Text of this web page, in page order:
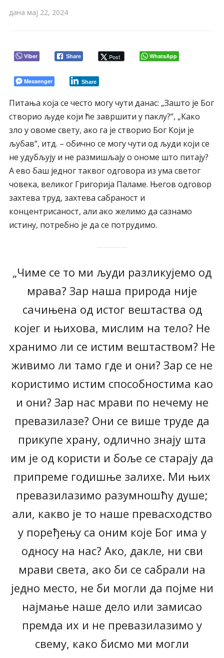
дана мај 22, 2024
Viber Share Post WhatsApp
Messenger Share
Питања која се често могу чути данас: „Зашто је Бог
створио људе који ће завршити у паклу?“, „Како
зло у овоме свету, ако га је створио Бог Који је
љубав“, итд. – обично се могу чути од људи који се
не удубљују и не размишљају о ономе што питају?
А ево баш једног таквог одговора из ума светог
човека, великог Григорија Паламе. Његов одговор
захтева труд, захтева сабраност и
концентрисаност, али ако желимо да сазнамо
истину, потребно је да се потрудимо.
„Чиме се то ми људи разликујемо од
мрава? Зар наша природа није
сачињена од истог вештаства од
којег и њихова, мислим на тело? Не
хранимо ли се истим вештаством? Не
живимо ли тамо где и они? Зар се не
користимо истим способностима као
и они? Зар нас мрави по нечему не
превазилазе? Они се више труде да
прикупе храну, одлично знају шта
им је од користи и боље се старају да
припреме годишње залихе. Ми њих
превазилазимо разумношћу душе;
али, какво је то наше превасходство
у поређењу са оним које Бог има у
односу на нас? Ако, дакле, ни сви
мрави света, ако би се сабрали на
једно место, не би могли да појме ни
најмање наше дело или замисао
премда их и не превазилазимо у
свему, како бисмо ми могли